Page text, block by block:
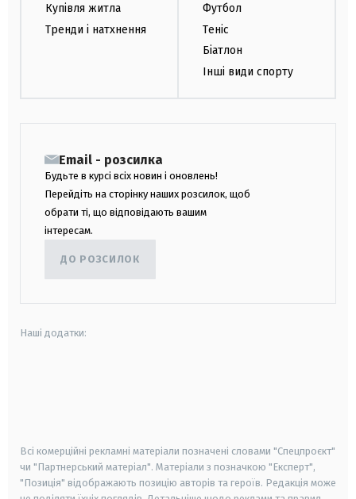
Купівля житла
Тренди і натхнення
Футбол
Теніс
Біатлон
Інші види спорту
Email - розсилка
Будьте в курсі всіх новин і оновлень!
Перейдіть на сторінку наших розсилок, щоб
обрати ті, що відповідають вашим
інтересам.
ДО РОЗСИЛОК
Наші додатки:
Всі комерційні рекламні матеріали позначені словами "Спецпроєкт"
чи "Партнерський матеріал". Матеріали з позначкою "Експерт",
"Позиція" відображають позицію авторів та героїв. Редакція може